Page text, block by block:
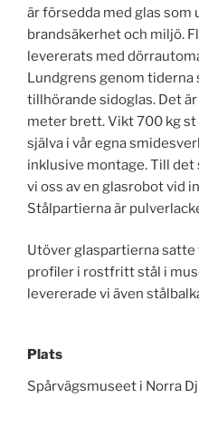
är försedda med glas som
brandsäkerhet och miljö.
levererats med
Lundgrens genom
tillhörande sidoglas. Det
meter brett. Vikt 700 kg
själva i vår egna
inklusive montage. Till
vi oss av en glasrobot vid
Stålpartierna är
Utöver glaspartierna
profiler i rostfritt stål i
levererade vi även
Plats
Spårvägsmuseet i Norra